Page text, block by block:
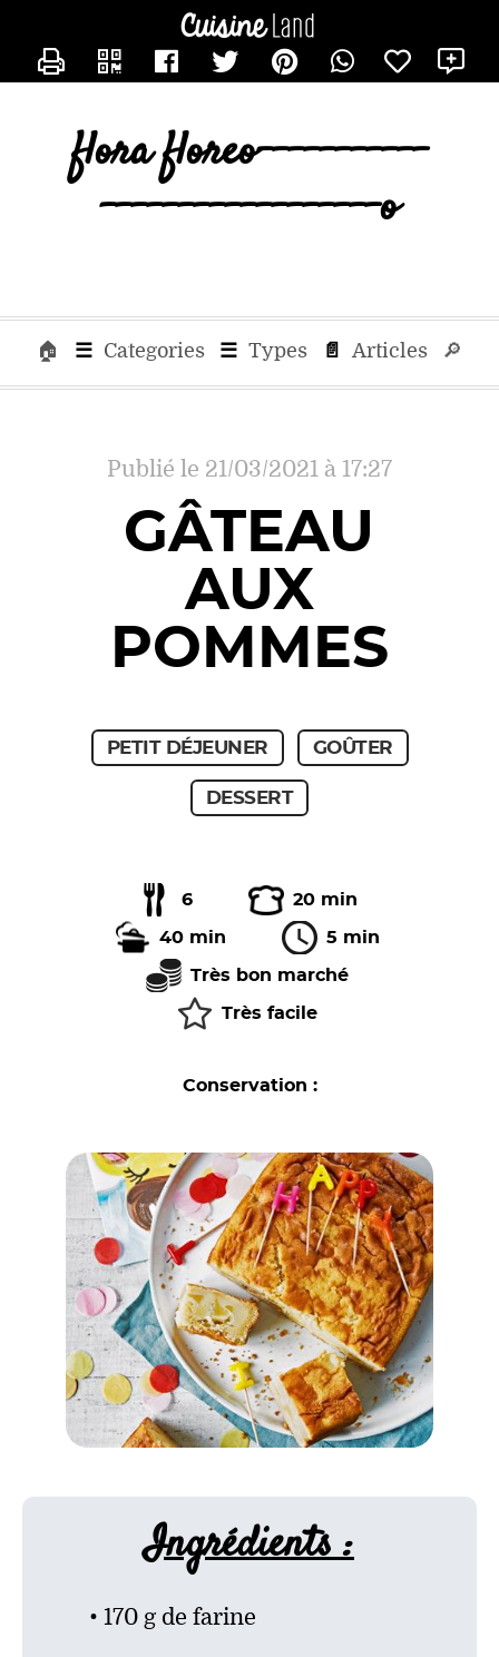
flora flore
🏠 ☰ Categories ☰ Types 📄 Articles 🔎
des
recettes
Toutes
Recettes
Cookeo
Tous
Les
Articles
×
Publié le 21/03/2021 à 17:27
GÂTEAU
AUX
POMMES
PETIT DÉJEUNER GOÛTER
DESSERT
6 20 min
40 min 5 min
Très bon marché
Très facile
Conservation :
Ingrédients :
• 170 g de farine
CONTACTER FLORA